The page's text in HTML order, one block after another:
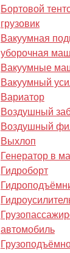
Бортовой
грузовик
Вакуумная
уборочная
Вакуумные
Вакуумный
Вариатор
Воздушный
Воздушный
Выхлоп
Генератор в
Гидроборт
автомобиль